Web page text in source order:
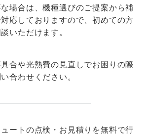
場合は、機種選びのご提案から補
応しておりますので、初めての方
いただけます。
合や光熱費の見直しでお困りの際
合わせください。
ートの点検・お見積りを無料で行